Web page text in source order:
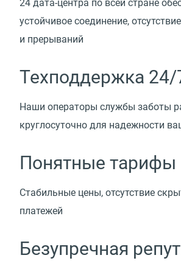
24 дата-центра по всей стране
устойчивое соединение,
и прерываний
Техподдержка 24/
Наши операторы службы заботы
круглосуточно для надежности
Понятные тарифы
Стабильные цены, отсутствие
платежей
Безупречная